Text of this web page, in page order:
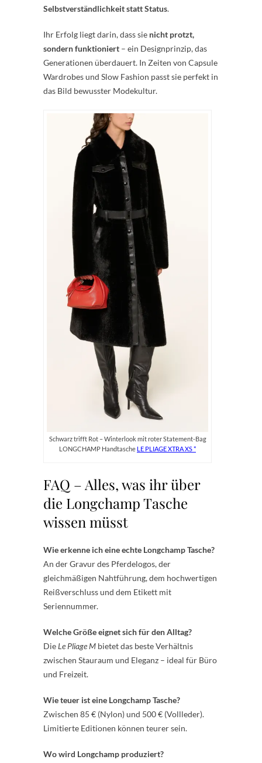
Selbstverständlichkeit statt Status.
Ihr Erfolg liegt darin, dass sie nicht protzt,
sondern funktioniert – ein Designprinzip, das
Generationen überdauert. In Zeiten von Capsule
Wardrobes und Slow Fashion passt sie perfekt in
das Bild bewusster Modekultur.
Schwarz trifft Rot – Winterlook mit roter Statement-Bag
LONGCHAMP Handtasche LE PLIAGE XTRA XS
FAQ – Alles, was ihr über
die Longchamp Tasche
wissen müsst
Wie erkenne ich eine echte Longchamp Tasche?
An der Gravur des Pferdelogos, der
gleichmäßigen Nahtführung, dem hochwertigen
Reißverschluss und dem Etikett mit
Seriennummer.
Welche Größe eignet sich für den Alltag?
DieLe Pliage M bietet das beste Verhältnis
zwischen Stauraum und Eleganz – ideal für Büro
und Freizeit.
Wie teuer ist eine Longchamp Tasche?
Zwischen 85 € (Nylon) und 500 € (Vollleder).
Limitierte Editionen können teurer sein.
Wo wird Longchamp produziert?